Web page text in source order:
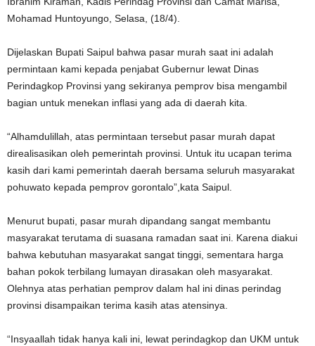
Mohamad Huntoyungo, Selasa, (18/4).
Dijelaskan Bupati Saipul bahwa pasar murah saat ini adalah
permintaan kami kepada penjabat Gubernur lewat Dinas
Perindagkop Provinsi yang sekiranya pemprov bisa mengambil
bagian untuk menekan inflasi yang ada di daerah kita.
“Alhamdulillah, atas permintaan tersebut pasar murah dapat
direalisasikan oleh pemerintah provinsi. Untuk itu ucapan terima
kasih dari kami pemerintah daerah bersama seluruh masyarakat
pohuwato kepada pemprov gorontalo”,kata Saipul.
Menurut bupati, pasar murah dipandang sangat membantu
masyarakat terutama di suasana ramadan saat ini. Karena diakui
bahwa kebutuhan masyarakat sangat tinggi, sementara harga
bahan pokok terbilang lumayan dirasakan oleh masyarakat.
Olehnya atas perhatian pemprov dalam hal ini dinas perindag
provinsi disampaikan terima kasih atas atensinya.
“Insyaallah tidak hanya kali ini, lewat perindagkop dan UKM untuk